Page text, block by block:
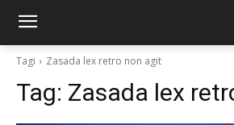
Tagi Zasada lex retro non agit
Tag: Zasada lex